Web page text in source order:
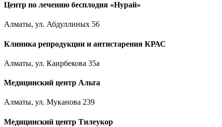
Центр по лечению бесплодия «Нурай»
Алматы, ул. Абдуллиных 56
Клиника репродукции и антистарения КРАС
Алматы, ул. Каирбекова 35а
Медицинский центр Альта
Алматы, ул. Муканова 239
Медицинский центр Тилеукор